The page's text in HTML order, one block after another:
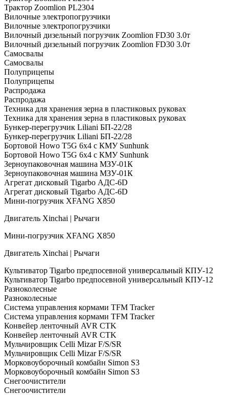
Трактор Zoomlion PL2304
Вилочные электропогрузчики
Вилочные электропогрузчики
Вилочный дизельный погрузчик Zoomlion FD30 3.0т
Вилочный дизельный погрузчик Zoomlion FD30 3.0т
Самосвалы
Самосвалы
Полуприцепы
Полуприцепы
Распродажа
Распродажа
Техника для хранения зерна в пластиковых руковах
Техника для хранения зерна в пластиковых руковах
Бункер-перегрузчик Liliani БП-22/28
Бункер-перегрузчик Liliani БП-22/28
Бортовой Howo T5G 6х4 c КМУ Sunhunk
Бортовой Howo T5G 6х4 c КМУ Sunhunk
Зерноупаковочная машина МЗУ-01К
Зерноупаковочная машина МЗУ-01К
Агрегат дисковый Tigarbo АДС-6D
Агрегат дисковый Tigarbo АДС-6D
Мини-погрузчик XFANG X850
Двигатель Xinchai | Рычаги
Мини-погрузчик XFANG X850
Двигатель Xinchai | Рычаги
Культиватор Tigarbo предпосевной универсальный КПУ-12
Культиватор Tigarbo предпосевной универсальный КПУ-12
Разноколесные
Разноколесные
Система управления кормами TFM Tracker
Система управления кормами TFM Tracker
Конвейер ленточный AVR CTK
Конвейер ленточный AVR CTK
Мульчировщик Celli Mizar F/S/SR
Мульчировщик Celli Mizar F/S/SR
Морковоуборочный комбайн Simon S3
Морковоуборочный комбайн Simon S3
Снегоочистители
Снегоочистители